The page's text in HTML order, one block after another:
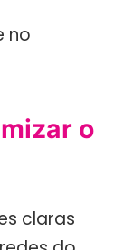
o
claras